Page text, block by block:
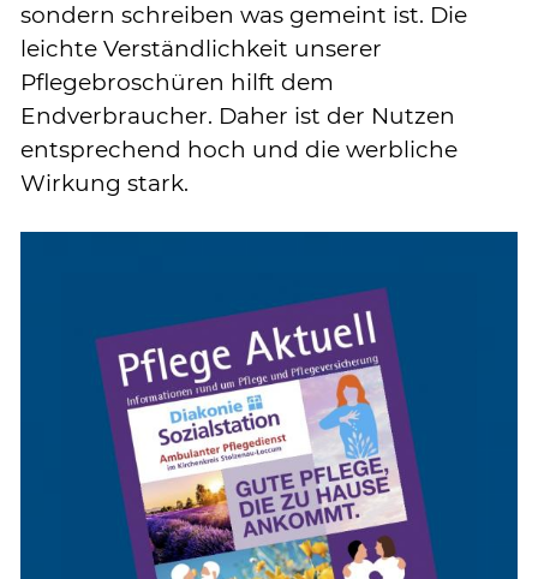
sondern schreiben was gemeint ist. Die
leichte Verständlichkeit unserer
Pflegebroschüren hilft dem
Endverbraucher. Daher ist der Nutzen
entsprechend hoch und die werbliche
Wirkung stark.